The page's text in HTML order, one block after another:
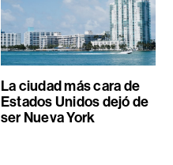
La ciudad más cara de
Estados Unidos dejó de
ser Nueva York